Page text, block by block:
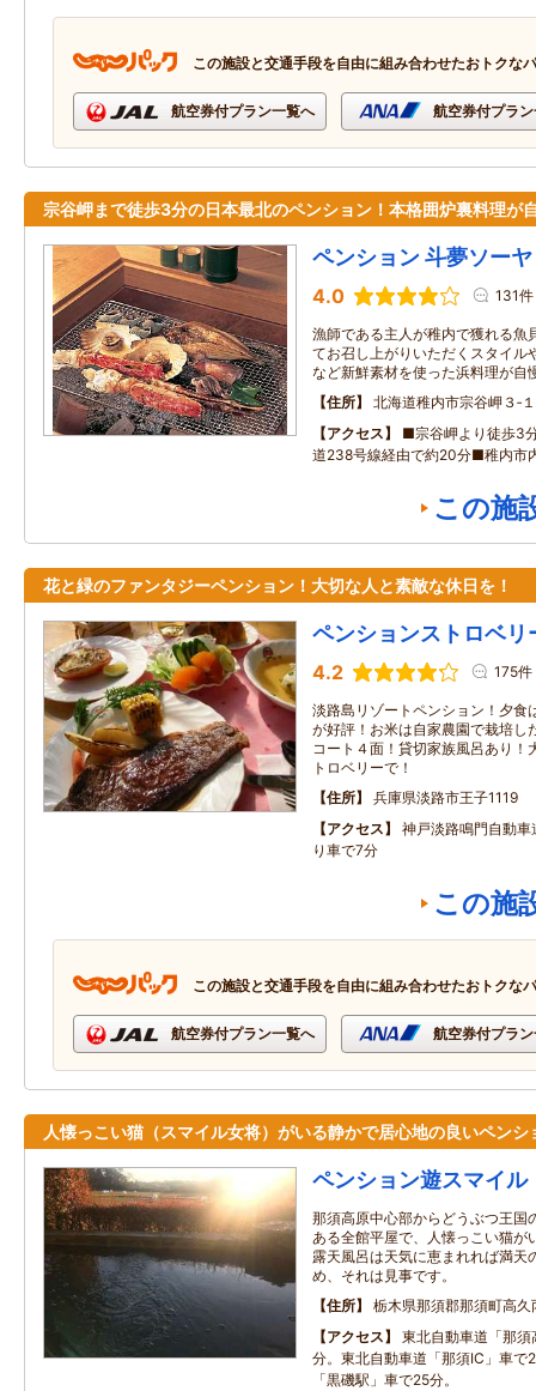
この施設と交通手段を自由に組み合わせたおトクな
航空券付プラン一覧へ 航空券付プラ
宗谷岬まで徒歩3分の日本最北のペンション！本格囲炉裏料理が
ペンション 斗夢ソーヤ
4.0 131件
漁師である主人が稚内で獲れる魚
てお召し上がりいただくスタイル
など新鮮素材を使った浜料理が自
住所
北海道稚内市宗谷岬３‐
アクセス
■宗谷岬より徒歩3
道238号線経由で約20分■稚内市
この施
花と緑のファンタジーペンション！大切な人と素敵な休日を！
ペンションストロベリ
4.2 175件
淡路島リゾートペンション！夕食
が好評！お米は自家農園で栽培し
コート４面！貸切家族風呂あり！
トロベリーで！
住所
兵庫県淡路市王子1119
アクセス
神戸淡路鳴門自動
り車で7分
この施
この施設と交通手段を自由に組み合わせたおトクな
航空券付プラン一覧へ 航空券付プラ
人懐っこい猫（スマイル女将）がいる静かで居心地の良いペンシ
ペンション遊スマイル
那須高原中心部からどうぶつ王国
ある全館平屋で、人懐っこい猫が
露天風呂は天気に恵まれれば満天
め、それは見事です。
住所
栃木県那須郡那須町高
アクセス
東北自動車道「那
分。東北自動車道「那須IC」車で
「黒磯駅」車で25分。